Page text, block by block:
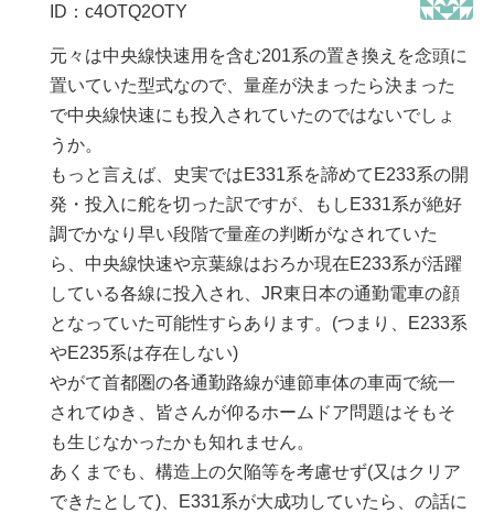
ID：c4OTQ2OTY
元々は中央線快速用を含む201系の置き換えを念頭に
置いていた型式なので、量産が決まったら決まった
で中央線快速にも投入されていたのではないでしょ
うか。
もっと言えば、史実ではE331系を諦めてE233系の開
発・投入に舵を切った訳ですが、もしE331系が絶好
調でかなり早い段階で量産の判断がなされていた
ら、中央線快速や京葉線はおろか現在E233系が活躍
している各線に投入され、JR東日本の通勤電車の顔
となっていた可能性すらあります。(つまり、E233系
やE235系は存在しない)
やがて首都圏の各通勤路線が連節車体の車両で統一
されてゆき、皆さんが仰るホームドア問題はそもそ
も生じなかったかも知れません。
あくまでも、構造上の欠陥等を考慮せず(又はクリア
できたとして)、E331系が大成功していたら、の話に